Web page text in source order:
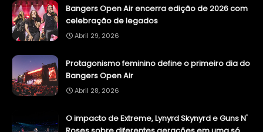
Bangers Open Air encerra edição de 2026 com
celebração de legados
Abril 29, 2026
Protagonismo feminino define o primeiro dia do
Bangers Open Air
Abril 28, 2026
O impacto de Extreme, Lynyrd Skynyrd e Guns N'